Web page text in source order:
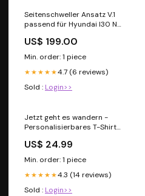
Seitenschweller Ansatz V.1
passend für Hyundai I30 N
schwarz Hochglanz
endrohre
US$ 199.00
Min. order: 1 piece
★★★★★4.7 (6 reviews)
Sold : Login>>
Jetzt geht es wandern -
Personalisierbares T-Shirt
US$ 24.99
Min. order: 1 piece
★★★★★4.3 (14 reviews)
Sold : Login>>